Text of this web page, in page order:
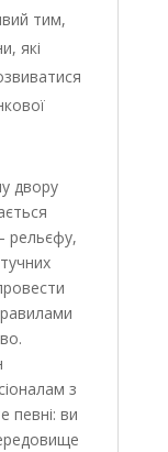
тим,
які
двору
рельєфу,
з
певні: ви